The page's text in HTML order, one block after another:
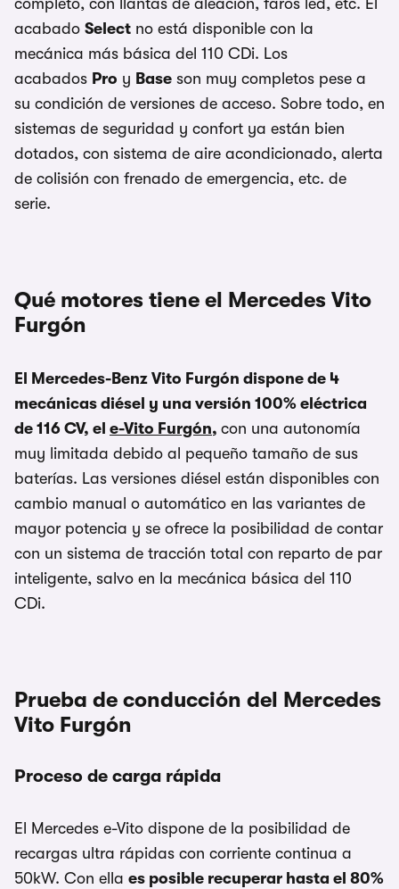
completo, con llantas de aleación, faros led, etc. El
acabado Select no está disponible con la
mecánica más básica del 110 CDi. Los
acabados Pro y Base son muy completos pese a
su condición de versiones de acceso. Sobre todo, en
sistemas de seguridad y confort ya están bien
dotados, con sistema de aire acondicionado, alerta
de colisión con frenado de emergencia, etc. de
serie.
Qué motores tiene el Mercedes Vito
Furgón
El Mercedes-Benz Vito Furgón dispone de 4
mecánicas diésel y una versión 100% eléctrica
de 116 CV, el e-Vito Furgón, con una autonomía
muy limitada debido al pequeño tamaño de sus
baterías. Las versiones diésel están disponibles con
cambio manual o automático en las variantes de
mayor potencia y se ofrece la posibilidad de contar
con un sistema de tracción total con reparto de par
inteligente, salvo en la mecánica básica del 110
CDi.
Prueba de conducción del Mercedes
Vito Furgón
Proceso de carga rápida
El Mercedes e-Vito dispone de la posibilidad de
recargas ultra rápidas con corriente continua a
50kW. Con ella es posible recuperar hasta el 80%